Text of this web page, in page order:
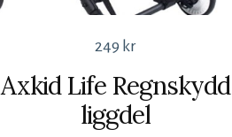
249 kr
Axkid Life Regnskydd
liggdel